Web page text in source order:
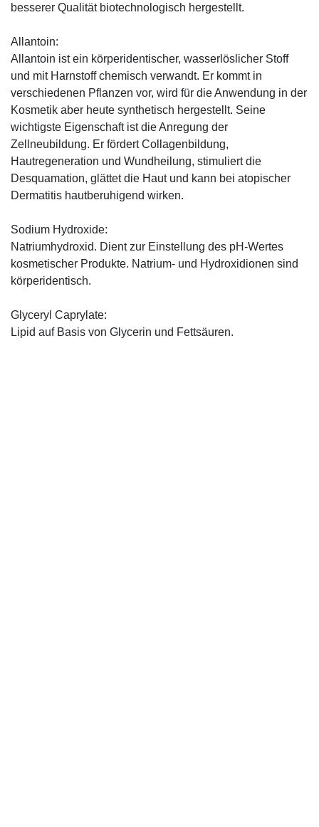
besserer Qualität biotechnologisch hergestellt.
Allantoin:
Allantoin ist ein körperidentischer, wasserlöslicher Stoff
und mit Harnstoff chemisch verwandt. Er kommt in
verschiedenen Pflanzen vor, wird für die Anwendung in der
Kosmetik aber heute synthetisch hergestellt. Seine
wichtigste Eigenschaft ist die Anregung der
Zellneubildung. Er fördert Collagenbildung,
Hautregeneration und Wundheilung, stimuliert die
Desquamation, glättet die Haut und kann bei atopischer
Dermatitis hautberuhigend wirken.
Sodium Hydroxide:
Natriumhydroxid. Dient zur Einstellung des pH-Wertes
kosmetischer Produkte. Natrium- und Hydroxidionen sind
körperidentisch.
Glyceryl Caprylate:
Lipid auf Basis von Glycerin und Fettsäuren.